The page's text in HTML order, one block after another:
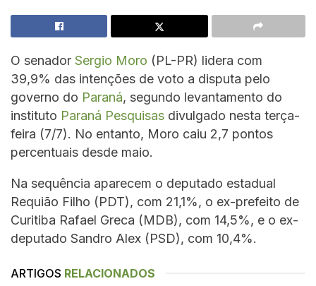
O senador Sergio Moro (PL-PR) lidera com
39,9% das intenções de voto a disputa pelo
governo do Paraná, segundo levantamento do
instituto Paraná Pesquisas divulgado nesta terça-
feira (7/7). No entanto, Moro caiu 2,7 pontos
percentuais desde maio.
Na sequência aparecem o deputado estadual
Requião Filho (PDT), com 21,1%, o ex-prefeito de
Curitiba Rafael Greca (MDB), com 14,5%, e o ex-
deputado Sandro Alex (PSD), com 10,4%.
ARTIGOS RELACIONADOS